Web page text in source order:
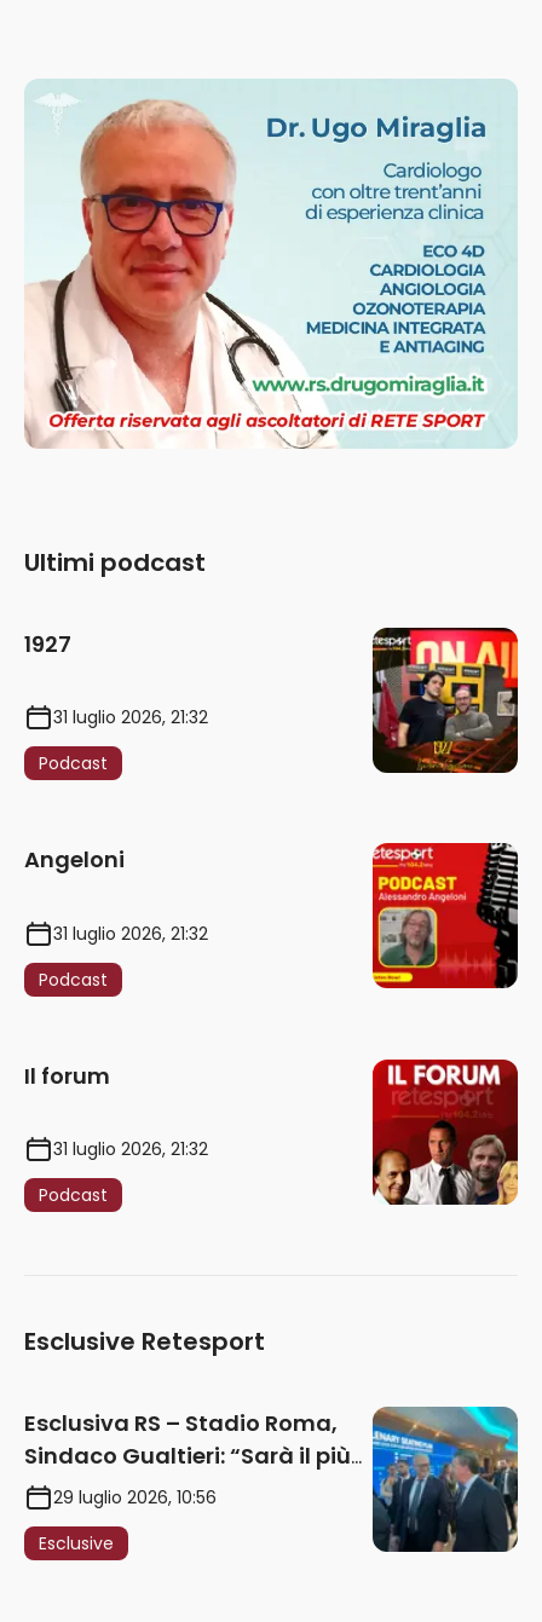
Ultimi podcast
1927
31 luglio 2026, 21:32
Podcast
Angeloni
31 luglio 2026, 21:32
Podcast
Il forum
31 luglio 2026, 21:32
Podcast
Esclusive Retesport
Esclusiva RS – Stadio Roma,
Sindaco Gualtieri: “Sarà il più
iconico del mondo. Assoluta
unità politica. Prima pietra nel
2027. Ricorsi strumentali?
29 luglio 2026, 10:56
Esclusive